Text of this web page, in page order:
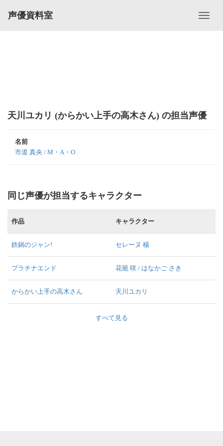
声優資料室
天川ユカリ (からかい上手の高木さん) の担当声優
名前
市道 真央 / M・A・O
同じ声優が担当するキャラクター
作品 キャラクター
鉄鍋のジャン! セレーヌ 楊
プラチナエンド 花籠 咲 / はなかご さき
からかい上手の高木さん 天川ユカリ
すべて見る